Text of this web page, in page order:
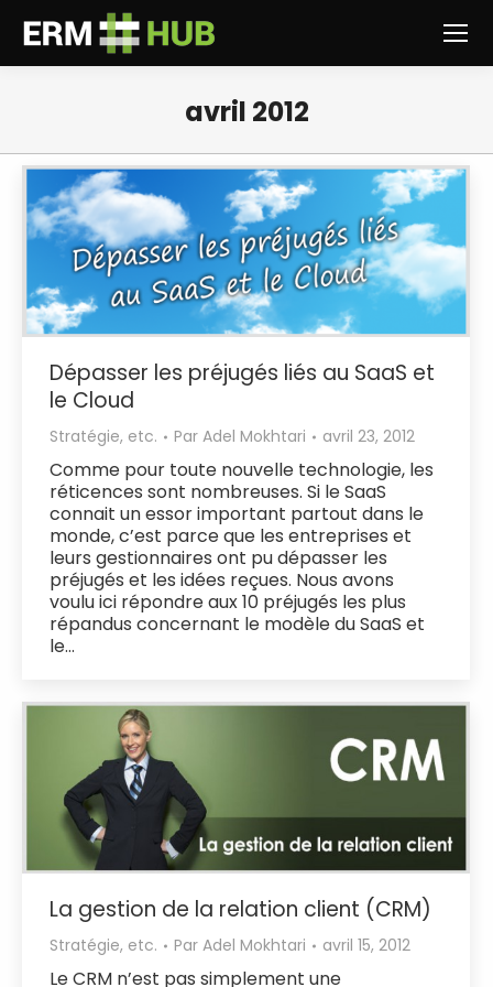
avril 2012
Dépasser les préjugés liés au SaaS et
le Cloud
Stratégie, etc. Par Adel Mokhtari avril 23, 2012
Comme pour toute nouvelle technologie, les
réticences sont nombreuses. Si le SaaS
connait un essor important partout dans le
monde, c’est parce que les entreprises et
leurs gestionnaires ont pu dépasser les
préjugés et les idées reçues. Nous avons
voulu ici répondre aux 10 préjugés les plus
répandus concernant le modèle du SaaS et
le…
La gestion de la relation client (CRM)
Stratégie, etc. Par Adel Mokhtari avril 15, 2012
Le CRM n’est pas simplement une